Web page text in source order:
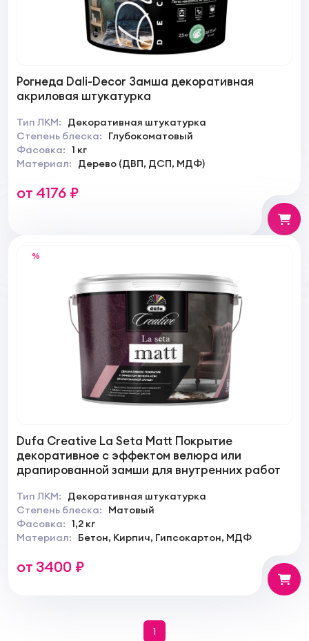
Рогнеда Dali-Decor Замша декоративная
акриловая штукатурка
Тип ЛКМ:
Декоративная штукатурка
Степень блеска:
Глубокоматовый
Фасовка: 1 кг
Материал:
Дерево (ДВП, ДСП, МДФ)
от 4176 ₽
%
Dufa Creative La Seta Matt Покрытие
декоративное с эффектом велюра или
драпированной замши для внутренних работ
Тип ЛКМ:
Декоративная штукатурка
Степень блеска:
Матовый
Фасовка: 1,2 кг
Материал:
Бетон, Кирпич, Гипсокартон, МДФ
от 3400 ₽
1